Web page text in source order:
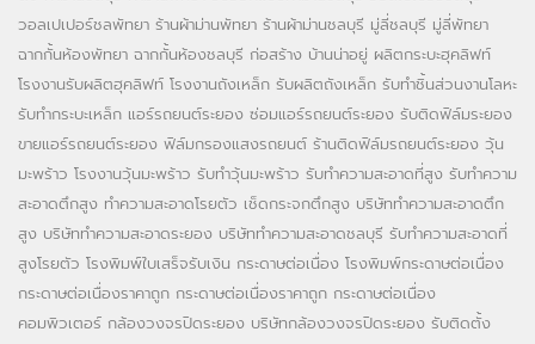
วอลเปเปอร์ชลพัทยา ร้านผ้าม่านพัทยา ร้านผ้าม่านชลบุรี มู่ลี่ชลบุรี มู่ลี่พัทยา
ฉากกั้นห้องพัทยา ฉากกั้นห้องชลบุรี ก่อสร้าง บ้านน่าอยู่ ผลิตกระบะฮุคลิฟท์
โรงงานรับผลิตฮุคลิฟท์ โรงงานถังเหล็ก รับผลิตถังเหล็ก รับทำชิ้นส่วนงานโลหะ
รับทำกระบะเหล็ก แอร์รถยนต์ระยอง ซ่อมแอร์รถยนต์ระยอง รับติดฟิล์มระยอง
ขายแอร์รถยนต์ระยอง ฟิล์มกรองแสงรถยนต์ ร้านติดฟิล์มรถยนต์ระยอง วุ้น
มะพร้าว โรงงานวุ้นมะพร้าว รับทำวุ้นมะพร้าว รับทำความสะอาดที่สูง รับทำความ
สะอาดตึกสูง ทำความสะอาดโรยตัว เช็ดกระจกตึกสูง บริษัททำความสะอาดตึก
สูง บริษัททำความสะอาดระยอง บริษัททำความสะอาดชลบุรี รับทำความสะอาดที่
สูงโรยตัว โรงพิมพ์ใบเสร็จรับเงิน กระดาษต่อเนื่อง โรงพิมพ์กระดาษต่อเนื่อง
กระดาษต่อเนื่องราคาถูก กระดาษต่อเนื่องราคาถูก กระดาษต่อเนื่อง
คอมพิวเตอร์ กล้องวงจรปิดระยอง บริษัทกล้องวงจรปิดระยอง รับติดตั้ง